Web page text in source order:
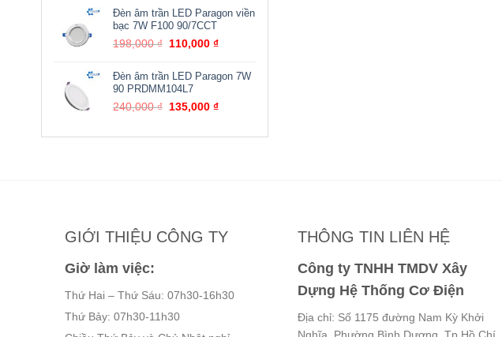
là:
4,500,000 ₫.
tại
Đèn âm trần LED Paragon viền
bạc 7W F100 90/7CCT
198,000₫ Giá
là:
198,000 ₫.
110,000₫Giá
là:
Đèn âm trần LED Paragon 7W
90 PRDMM104L7
240,000₫ Giá
là:
135,000₫Giá
tại
GIỚI THIỆU CÔNG TY
Giờ làm việc:
Thứ Hai – Thứ Sáu: 07h30-16h30
Thứ Bảy: 07h30-11h30
THÔNG TIN LIÊN HỆ
Công ty TNHH TMDV Xây
Dựng Hệ Thống Cơ Điện
Địa chỉ: Số 1175 đường Nam Kỳ Khởi
Nghĩa, Phường Bình Dương, Tp.Hồ Chí